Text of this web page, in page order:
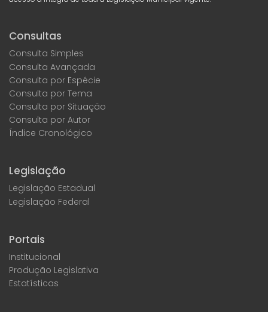
Consultas
Consulta Simples
Consulta Avançada
Consulta por Espécie
Consulta por Tema
Consulta por Situação
Consulta por Autor
Índice Cronológico
Legislação
Legislação Estadual
Legislação Federal
Portais
Institucional
Produção Legislativa
Estatísticas